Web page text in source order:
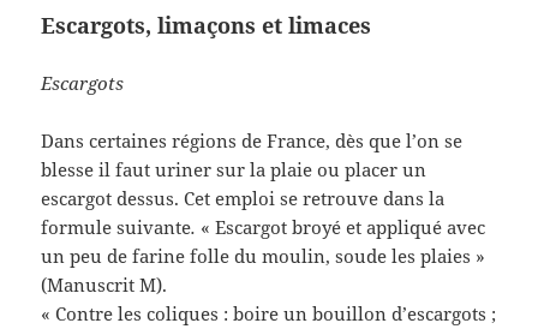
Escargots, limaçons et limaces
Escargots
Dans certaines régions de France, dès que l’on se
blesse il faut uriner sur la plaie ou placer un
escargot dessus. Cet emploi se retrouve dans la
formule suivante. « Escargot broyé et appliqué avec
un peu de farine folle du moulin, soude les plaies »
(Manuscrit M).
« Contre les coliques : boire un bouillon d’escargots ;